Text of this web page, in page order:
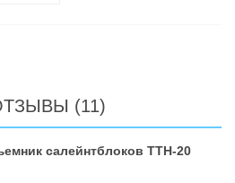
(11)
салейнтблоков ТТН-20